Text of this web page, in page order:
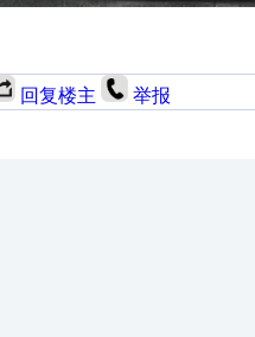
回复楼主 举报